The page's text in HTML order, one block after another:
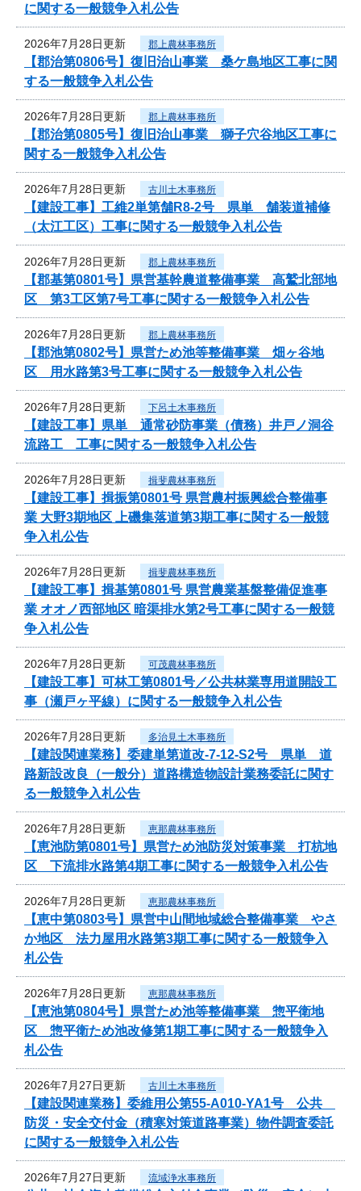
に関する一般競争入札公告
2026年7月28日更新 郡上農林事務所
【郡治第0806号】復旧治山事業 桑ケ島地区工事に関
する一般競争入札公告
2026年7月28日更新 郡上農林事務所
【郡治第0805号】復旧治山事業 獅子穴谷地区工事に
関する一般競争入札公告
2026年7月28日更新 古川土木事務所
【建設工事】工維2単第舗R8-2号 県単 舗装道補修
（太江工区）工事に関する一般競争入札公告
2026年7月28日更新 郡上農林事務所
【郡基第0801号】県営基幹農道整備事業 高鷲北部地
区 第3工区第7号工事に関する一般競争入札公告
2026年7月28日更新 郡上農林事務所
【郡池第0802号】県営ため池等整備事業 畑ヶ谷地
区 用水路第3号工事に関する一般競争入札公告
2026年7月28日更新 下呂土木事務所
【建設工事】県単 通常砂防事業（債務）井戸ノ洞谷
流路工 工事に関する一般競争入札公告
2026年7月28日更新 揖斐農林事務所
【建設工事】揖振第0801号 県営農村振興総合整備事
業 大野3期地区 上磯集落道第3期工事に関する一般競
争入札公告
2026年7月28日更新 揖斐農林事務所
【建設工事】揖基第0801号 県営農業基盤整備促進事
業 オオノ西部地区 暗渠排水第2号工事に関する一般競
争入札公告
2026年7月28日更新 可茂農林事務所
【建設工事】可林工第0801号／公共林業専用道開設工
事（瀬戸ヶ平線）に関する一般競争入札公告
2026年7月28日更新 多治見土木事務所
【建設関連業務】委建単第道改-7-12-S2号 県単 道
路新設改良（一般分）道路構造物設計業務委託に関す
る一般競争入札公告
2026年7月28日更新 恵那農林事務所
【恵池防第0801号】県営ため池防災対策事業 打杭地
区 下流排水路第4期工事に関する一般競争入札公告
2026年7月28日更新 恵那農林事務所
【恵中第0803号】県営中山間地域総合整備事業 やさ
か地区 法力屋用水路第3期工事に関する一般競争入
札公告
2026年7月28日更新 恵那農林事務所
【恵池第0804号】県営ため池等整備事業 惣平衛地
区 惣平衛ため池改修第1期工事に関する一般競争入
札公告
2026年7月27日更新 古川土木事務所
【建設関連業務】委維用公第55-A010-YA1号 公共
防災・安全交付金（積寒対策道路事業）物件調査委託
に関する一般競争入札公告
2026年7月27日更新 流域浄水事務所